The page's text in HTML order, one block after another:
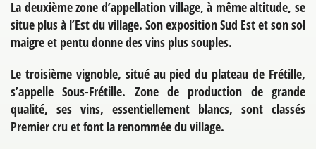
La deuxième zone d’appellation village, à même altitude, se
situe plus à l’Est du village. Son exposition Sud Est et son sol
maigre et pentu donne des vins plus souples.
Le troisième vignoble, situé au pied du plateau de Frétille,
s’appelle Sous-Frétille. Zone de production de grande
qualité, ses vins, essentiellement blancs, sont classés
Premier cru et font la renommée du village.